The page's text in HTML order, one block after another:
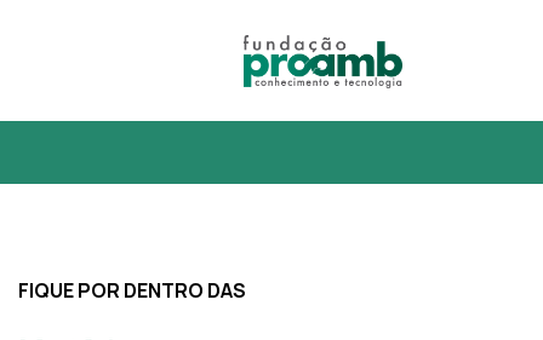
FIQUE POR DENTRO DAS